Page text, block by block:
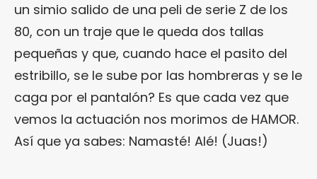
un simio salido de una peli de serie Z de los
80, con un traje que le queda dos tallas
pequeñas y que, cuando hace el pasito del
estribillo, se le sube por las hombreras y se le
caga por el pantalón? Es que cada vez que
vemos la actuación nos morimos de HAMOR.
Así que ya sabes: Namasté! Alé! (Juas!)